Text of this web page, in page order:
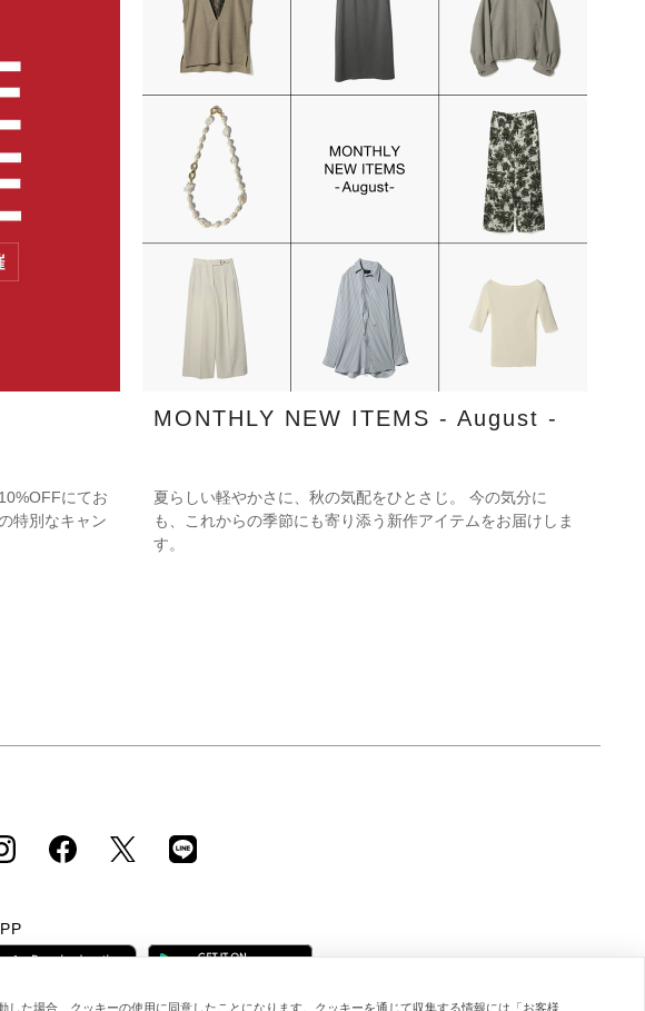
にてお
特別なキャン
MONTHLY NEW ITEMS - August -
夏らしい軽やかさに、秋の気配をひとさじ。 今の気分に
も、これからの季節にも寄り添う新作アイテムをお届けしま
す。
た場合、クッキーの使用に同意したことになります。クッキーを通じて収集する情報には「お客様